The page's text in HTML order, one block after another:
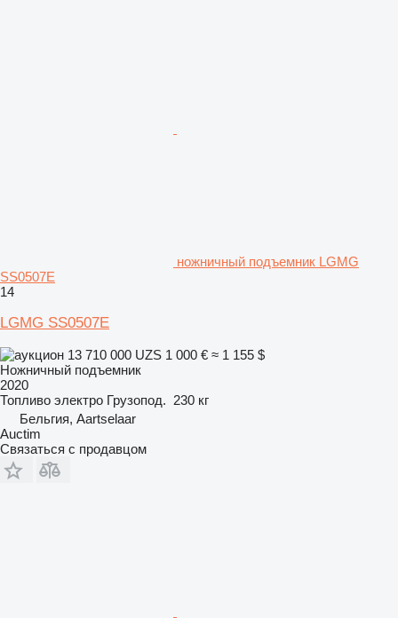
ножничный подъемник LGMG
SS0507E
14
LGMG SS0507E
13 710 000 UZS 1 000 € ≈ 1 155 $
Ножничный подъемник
2020
Топливо электро Грузопод. 230 кг
Бельгия, Aartselaar
Auctim
Связаться с продавцом